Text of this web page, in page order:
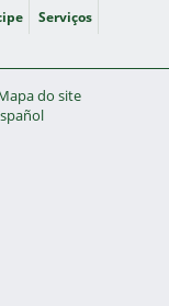
Serviços
do site